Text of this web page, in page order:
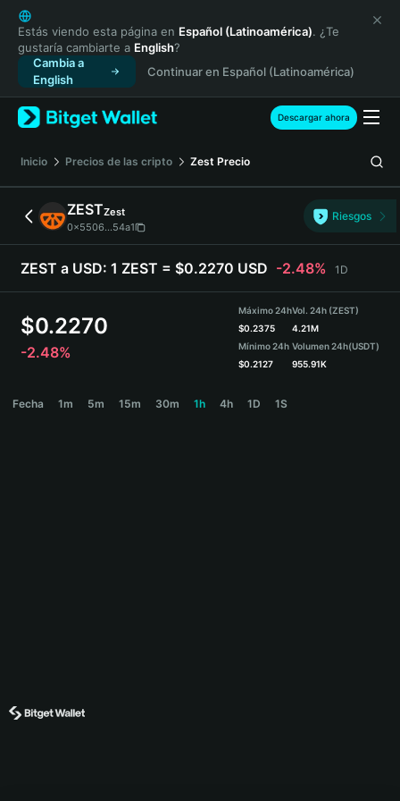
English
日本語
Tiếng Việt
Русский
Español (Latinoamérica)
Türkçe
Français
Deutsch
繁體中文
Português (Portugal)
Bahasa Indonesia
ภาษาไทย
Español
Español (Argentina)
Estás viendo esta página en Español (Latinoamérica). ¿Te
gustaría cambiarte a English?
Cambia a
English
Continuar en Español (Latinoamérica)
Descargar ahora
Inicio Precios de las cripto Zest Precio
ZESTZest
0x5506...54a1
Riesgos
ZEST a USD: 1 ZEST = $0.2270 USD -2.48% 1D
$0.2270
-2.48%
Máximo 24h
$0.2375
Mínimo 24h
$0.2127
Vol. 24h (ZEST)
4.21M
Volumen 24h(USDT)
955.91K
Fecha 1m 5m 15m 30m 1h 4h 1D 1S